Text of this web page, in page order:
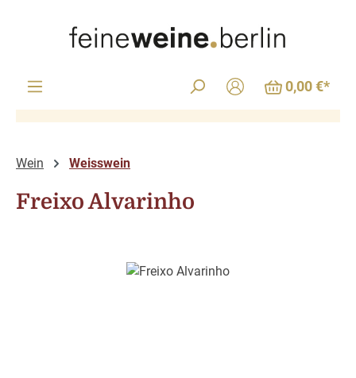
0,00 €*
Wein Weisswein
Freixo Alvarinho
Bildergalerie überspringen